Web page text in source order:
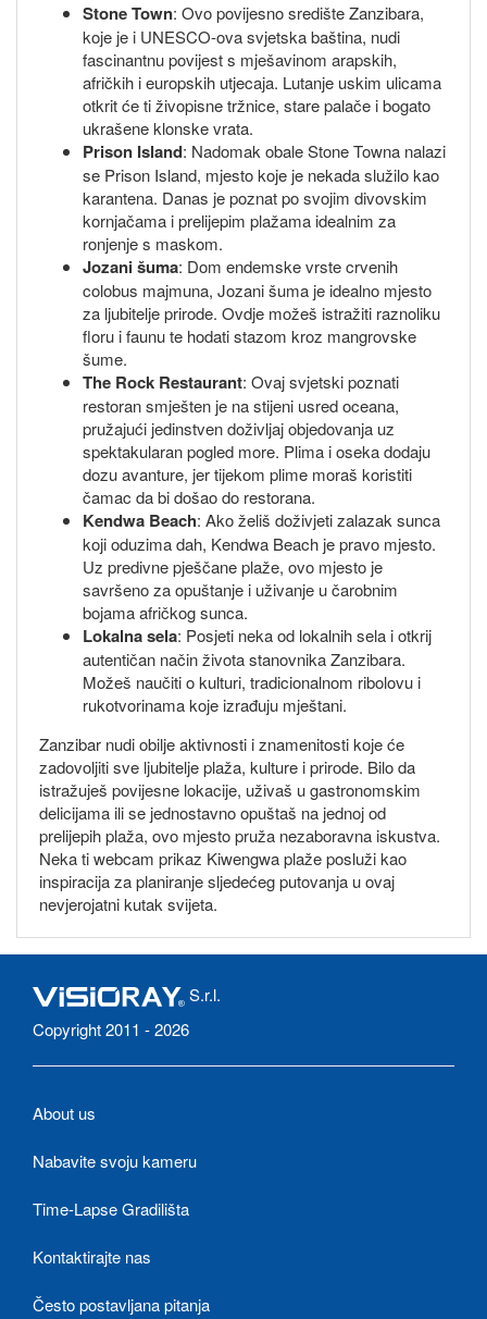
Stone Town: Ovo povijesno središte Zanzibara,
koje je i UNESCO-ova svjetska baština, nudi
fascinantnu povijest s mješavinom arapskih,
afričkih i europskih utjecaja. Lutanje uskim ulicama
otkrit će ti živopisne tržnice, stare palače i bogato
ukrašene klonske vrata.
Prison Island: Nadomak obale Stone Towna nalazi
se Prison Island, mjesto koje je nekada služilo kao
karantena. Danas je poznat po svojim divovskim
kornjačama i prelijepim plažama idealnim za
ronjenje s maskom.
Jozani šuma: Dom endemske vrste crvenih
colobus majmuna, Jozani šuma je idealno mjesto
za ljubitelje prirode. Ovdje možeš istražiti raznoliku
floru i faunu te hodati stazom kroz mangrovske
šume.
The Rock Restaurant: Ovaj svjetski poznati
restoran smješten je na stijeni usred oceana,
pružajući jedinstven doživljaj objedovanja uz
spektakularan pogled more. Plima i oseka dodaju
dozu avanture, jer tijekom plime moraš koristiti
čamac da bi došao do restorana.
Kendwa Beach: Ako želiš doživjeti zalazak sunca
koji oduzima dah, Kendwa Beach je pravo mjesto.
Uz predivne pješčane plaže, ovo mjesto je
savršeno za opuštanje i uživanje u čarobnim
bojama afričkog sunca.
Lokalna sela: Posjeti neka od lokalnih sela i otkrij
autentičan način života stanovnika Zanzibara.
Možeš naučiti o kulturi, tradicionalnom ribolovu i
rukotvorinama koje izrađuju mještani.
Zanzibar nudi obilje aktivnosti i znamenitosti koje će
zadovoljiti sve ljubitelje plaža, kulture i prirode. Bilo da
istražuješ povijesne lokacije, uživaš u gastronomskim
delicijama ili se jednostavno opuštaš na jednoj od
prelijepih plaža, ovo mjesto pruža nezaboravna iskustva.
Neka ti webcam prikaz Kiwengwa plaže posluži kao
inspiracija za planiranje sljedećeg putovanja u ovaj
nevjerojatni kutak svijeta.
S.r.l.
Copyright 2011 - 2026
About us
Nabavite svoju kameru
Time-Lapse Gradilišta
Kontaktirajte nas
Često postavljana pitanja